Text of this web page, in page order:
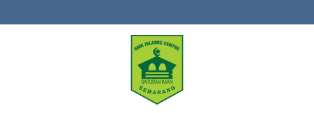
to